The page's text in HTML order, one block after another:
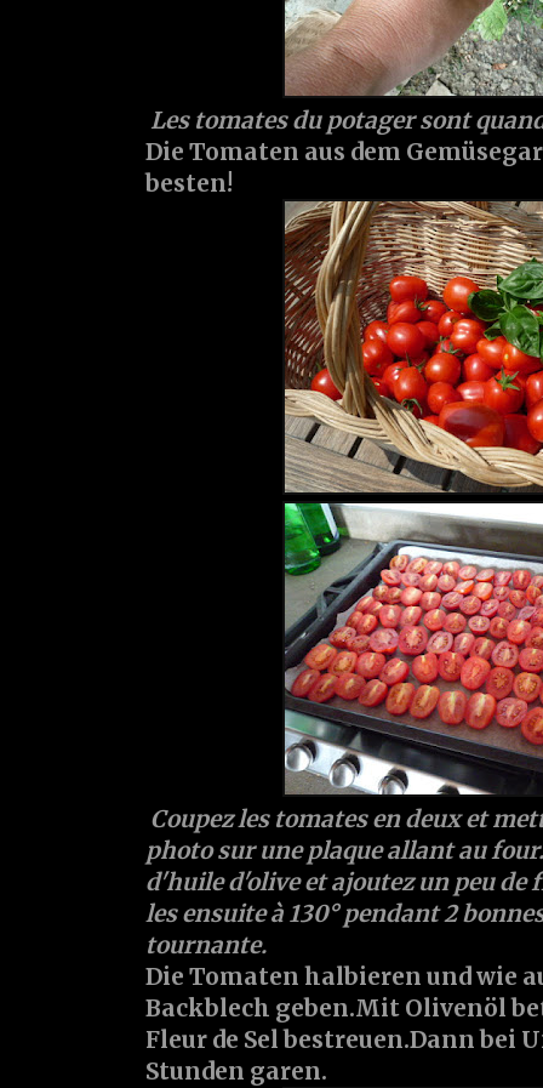
Les tomates du potager sont
Die Tomaten aus dem
besten!
Coupez les tomates en deux et
photo sur une plaque allant au
d'huile d'olive et ajoutez un peu de
les ensuite à 130° pendant 2
tournante.
Die Tomaten halbieren und wie
Backblech geben.Mit Olivenöl
Fleur de Sel bestreuen.Dann bei
Stunden garen.